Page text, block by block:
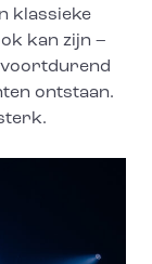
klassieke
kan zijn –
voortdurend
ontstaan.